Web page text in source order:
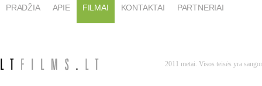
PRADŽIA APIE FILMAI KONTAKTAI PARTNERIAI
2011 metai. Visos teisės yra